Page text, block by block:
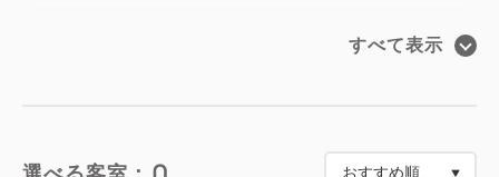
すべて表示